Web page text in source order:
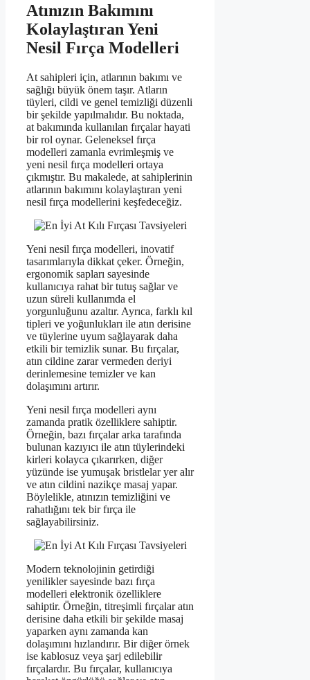
Atınızın Bakımını
Kolaylaştıran Yeni
Nesil Fırça Modelleri
At sahipleri için, atlarının bakımı ve
sağlığı büyük önem taşır. Atların
tüyleri, cildi ve genel temizliği düzenli
bir şekilde yapılmalıdır. Bu noktada,
at bakımında kullanılan fırçalar hayati
bir rol oynar. Geleneksel fırça
modelleri zamanla evrimleşmiş ve
yeni nesil fırça modelleri ortaya
çıkmıştır. Bu makalede, at sahiplerinin
atlarının bakımını kolaylaştıran yeni
nesil fırça modellerini keşfedeceğiz.
Yeni nesil fırça modelleri, inovatif
tasarımlarıyla dikkat çeker. Örneğin,
ergonomik sapları sayesinde
kullanıcıya rahat bir tutuş sağlar ve
uzun süreli kullanımda el
yorgunluğunu azaltır. Ayrıca, farklı kıl
tipleri ve yoğunlukları ile atın derisine
ve tüylerine uyum sağlayarak daha
etkili bir temizlik sunar. Bu fırçalar,
atın cildine zarar vermeden deriyi
derinlemesine temizler ve kan
dolaşımını artırır.
Yeni nesil fırça modelleri aynı
zamanda pratik özelliklere sahiptir.
Örneğin, bazı fırçalar arka tarafında
bulunan kazıyıcı ile atın tüylerindeki
kirleri kolayca çıkarırken, diğer
yüzünde ise yumuşak bristlelar yer alır
ve atın cildini nazikçe masaj yapar.
Böylelikle, atınızın temizliğini ve
rahatlığını tek bir fırça ile
sağlayabilirsiniz.
Modern teknolojinin getirdiği
yenilikler sayesinde bazı fırça
modelleri elektronik özelliklere
sahiptir. Örneğin, titreşimli fırçalar atın
derisine daha etkili bir şekilde masaj
yaparken aynı zamanda kan
dolaşımını hızlandırır. Bir diğer örnek
ise kablosuz veya şarj edilebilir
fırçalardır. Bu fırçalar, kullanıcıya